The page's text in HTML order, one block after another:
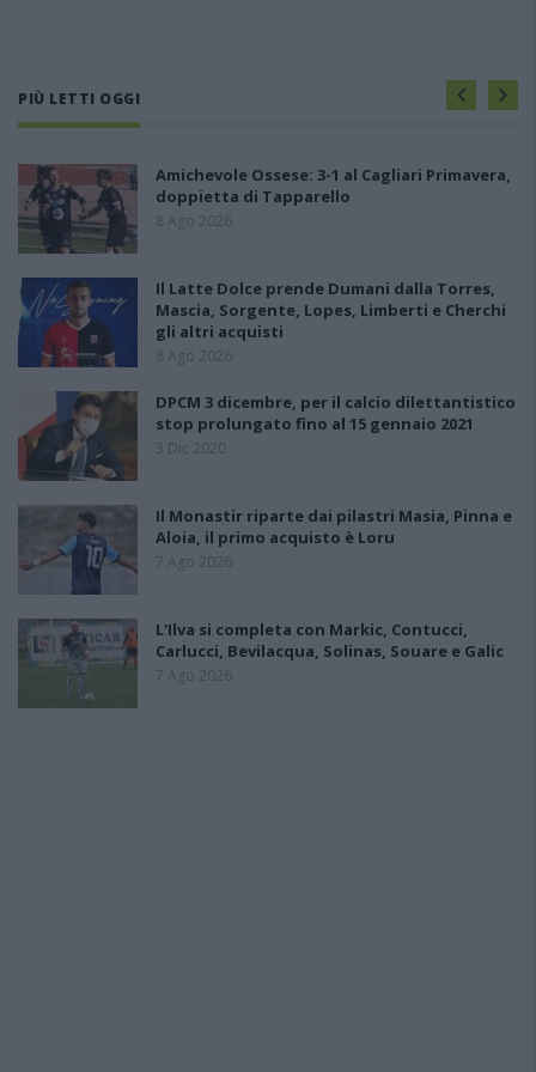
PIÙ LETTI OGGI
Amichevole Ossese: 3-1 al Cagliari Primavera,
doppietta di Tapparello
8 Ago 2026
Il Latte Dolce prende Dumani dalla Torres,
Mascia, Sorgente, Lopes, Limberti e Cherchi
gli altri acquisti
8 Ago 2026
DPCM 3 dicembre, per il calcio dilettantistico
stop prolungato fino al 15 gennaio 2021
3 Dic 2020
Il Monastir riparte dai pilastri Masia, Pinna e
Aloia, il primo acquisto è Loru
7 Ago 2026
L'Ilva si completa con Markic, Contucci,
Carlucci, Bevilacqua, Solinas, Souare e Galic
7 Ago 2026